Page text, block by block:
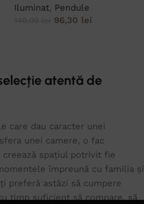
Iluminat, Pendule
96,30 lei
atentă de
care dau caracter unei
unei camere, o fac
spațiul potrivit fie
împreună cu familia și
preferă astăzi să cumpere
timp suficient să compare, să